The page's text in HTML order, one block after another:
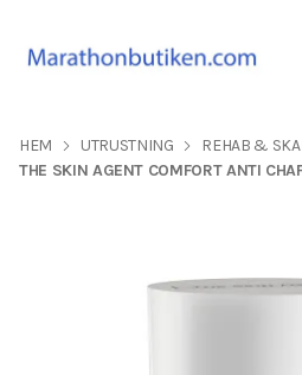
HEM UTRUSTNING
REHAB &
THE SKIN AGENT COMFORT ANTI